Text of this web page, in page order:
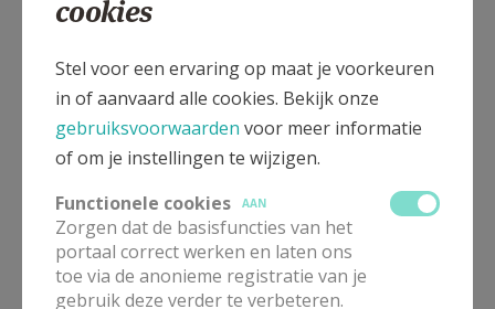
Goed om weten
Een kerkelijke uitvaartdienst kent een
vastgelegd liturgisch verloop en bijbehorende
liturgische zang (door kerkkoor). Die liturgie is
rijk aan symboliek, doet recht aan het verdriet
en biedt tegelijk een troostend perspectief.
Uiteraard is er ruimte voor persoonlijke
inbreng zoals een tekst of een bezinning door
cookies
Stel voor een ervaring op maat je voorkeuren
in of aanvaard alle cookies. Bekijk onze
gebruiksvoorwaarden voor meer informatie
of om je instellingen te wijzigen.
Functionele cookies
AAN
Zorgen dat de basisfuncties van het
portaal correct werken en laten ons
toe via de anonieme registratie van je
gebruik deze verder te verbeteren.